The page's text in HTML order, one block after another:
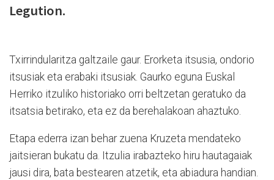
Legution.
Txirrindularitza galtzaile gaur. Erorketa itsusia, ondorio
itsusiak eta erabaki itsusiak. Gaurko eguna Euskal
Herriko itzuliko historiako orri beltzetan geratuko da
itsatsia betirako, eta ez da berehalakoan ahaztuko.
Etapa ederra izan behar zuena Kruzeta mendateko
jaitsieran bukatu da. Itzulia irabazteko hiru hautagaiak
jausi dira, bata bestearen atzetik, eta abiadura handian.